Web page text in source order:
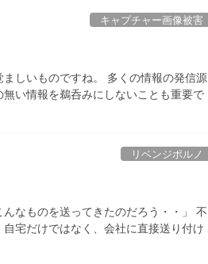
キャプチャー画像被害
しいものですね。 多くの情報の発信源
い情報を鵜呑みにしないことも重要で
リベンジポルノ
なものを送ってきたのだろう・・」 不
宅だけではなく、会社に直接送り付け